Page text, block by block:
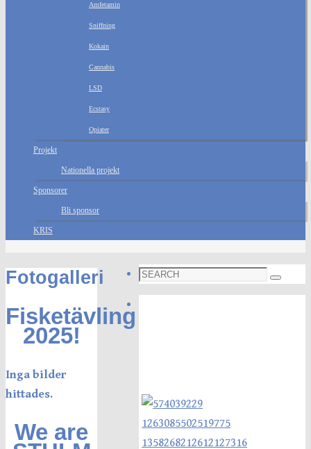
Amfetamin
Sniffning
Kokain
Cannabis
LSD
Ecstasy
Opiater
Projekt
Nationella projekt
Sponsorer
Bli sponsor
KRIS
Fotogalleri
Fisketävling
2025!
Inga bilder
hittades.
We are
Search
for:
Search